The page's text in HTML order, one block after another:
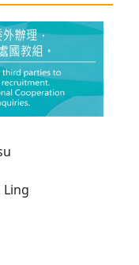
Ling